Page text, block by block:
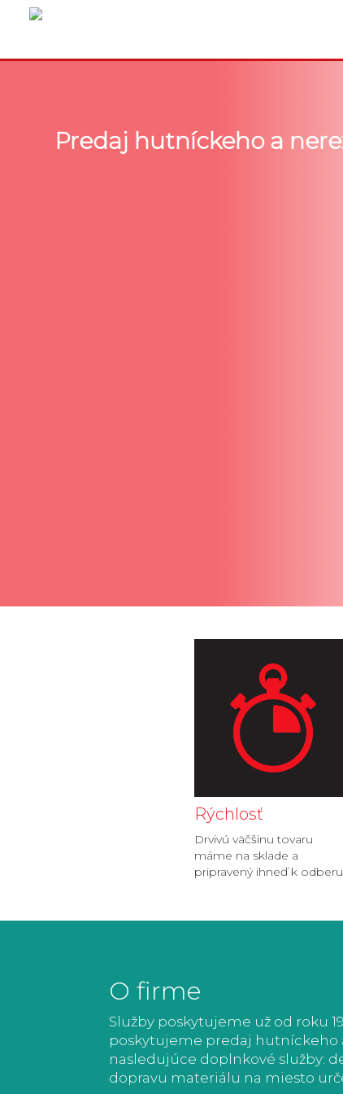
Predaj hutníckeho a
Rýchlosť
Drvivú väčšinu tovaru
máme na sklade a
pripravený ihneď k
O firme
Služby poskytujeme už od roku
poskytujeme predaj hutníckeho
nasledujúce doplnkové služby:
dopravu materiálu na miesto